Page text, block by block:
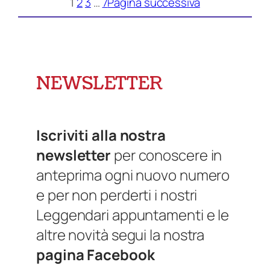
€ 5,00
a
NEWSLETTER
Iscriviti alla nostra
newsletter per conoscere in
anteprima ogni nuovo numero
e per non perderti i nostri
Leggendari appuntamenti e le
altre novità segui la nostra
pagina Facebook